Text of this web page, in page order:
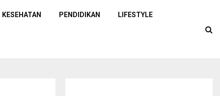
KESEHATAN PENDIDIKAN LIFESTYLE